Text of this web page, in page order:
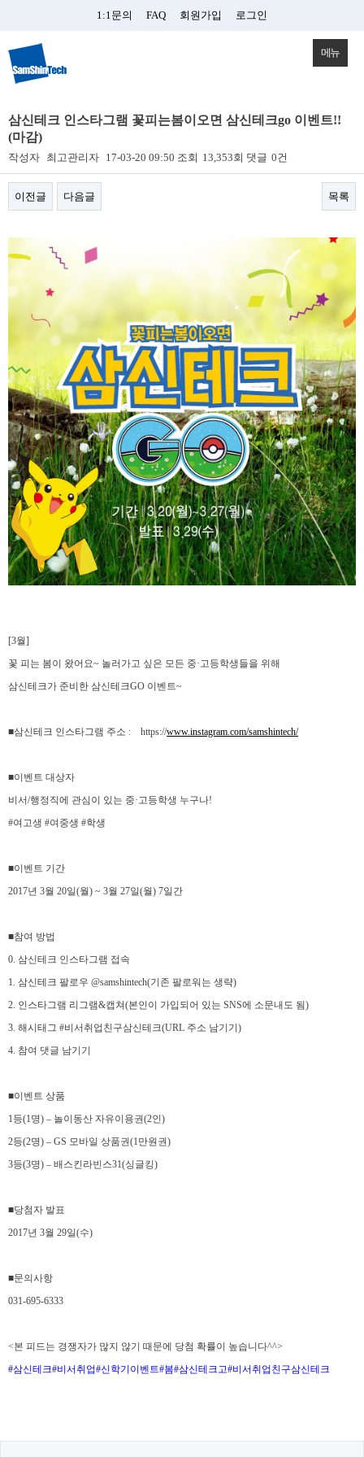
1:1문의 FAQ 회원가입 로그인
메뉴
삼신테크 인스타그램 꽃피는봄이오면 삼신테크go 이벤트!!
(마감)
작성자 최고관리자 17-03-20 09:50 조회 13,353회 댓글 0건
이전글 다음글 목록
본문
[3월]
꽃 피는 봄이 왔어요~ 놀러가고 싶은 모든 중·고등학생들을 위해
삼신테크가 준비한 삼신테크GO 이벤트~
■삼신테크 인스타그램 주소 : https://www.instagram.com/samshintech/
■이벤트 대상자
비서/행정직에 관심이 있는 중·고등학생 누구나!
#여고생 #여중생 #학생
■이벤트 기간
2017년 3월 20일(월) ~ 3월 27일(월) 7일간
■참여 방법
0. 삼신테크 인스타그램 접속
1. 삼신테크 팔로우 @samshintech(기존 팔로워는 생략)
2. 인스타그램 리그램&캡쳐(본인이 가입되어 있는 SNS에 소문내도 됨)
3. 해시태그 #비서취업친구삼신테크(URL 주소 남기기 )
4. 참여 댓글 남기기
■이벤트 상품
1등(1명) – 놀이동산 자유이용권(2인)
2등(2명) – GS 모바일 상품권(1만원권)
3등(3명) – 배스킨라빈스31(싱글킹)
■당첨자 발표
2017년 3월 29일(수)
■문의사항
031-695-6333
<본 피드는 경쟁자가 많지 않기 때문에 당첨 확률이 높습니다^^>
#삼신테크#비서취업#신학기이벤트#봄#삼신테크고#비서취업친구삼신테크